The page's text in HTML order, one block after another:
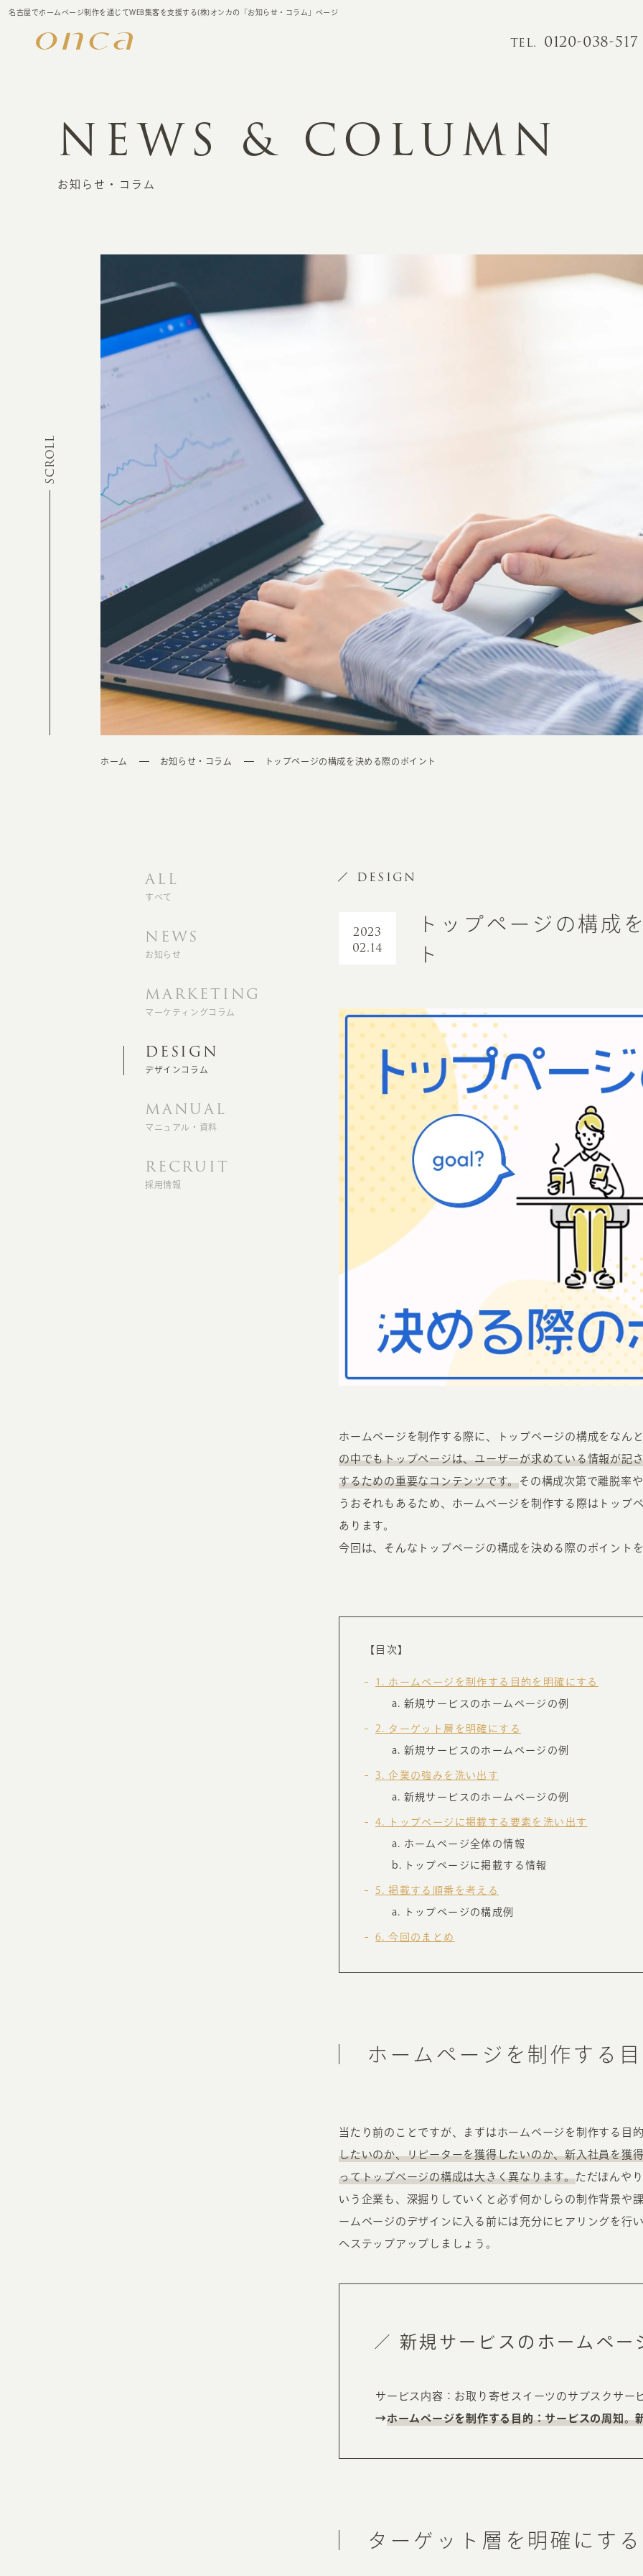
名古屋でホームページ制作を通じてWEB集客を支援する(株)オンカの「お知らせ・コラム」ページ
TEL. 0120-038-517
INFORMATION
ホーム
制作実績
よくある質問
お知らせ・コラム
ABOUT
オンカについて
オフィス紹介・会社概要
ホームページ集客にかける想い
社会貢献活動
オン
ク
コ
NEWS & COLUMN
お知らせ・コラム
SCROLL
ホーム お知らせ・コラム トップページの構成を決める際のポイント
ALL
すべて
NEWS
お知らせ
MARKETING
マーケティングコラム
DESIGN
デザインコラム
MANUAL
マニュアル・資料
RECRUIT
採用情報
DESIGN
トップページの構成
ト
2023
02.14
ホームページを制作する際に、トップページの構成をなん
の中でもトップページは、ユーザーが求めている情報が記
するための重要なコンテンツです。その構成次第で離脱率
うおそれもあるため、ホームページを制作する際はトップ
あります。
今回は、そんなトップページの構成を決める際のポイントを
【目次】
1 ホームページを制作する目的を明確にする
新規サービスのホームページの例
2 ターゲット層を明確にする
新規サービスのホームページの例
3 企業の強みを洗い出す
新規サービスのホームページの例
4 トップページに掲載する要素を洗い出す
ホームページ全体の情報
トップページに掲載する情報
5 掲載する順番を考える
トップページの構成例
6 今回のまとめ
ホームページを制作する
当たり前のことですが、まずはホームページを制作する目
したいのか、リピーターを獲得したいのか、新入社員を獲
ってトップページの構成は大きく異なります。ただぼんや
いう企業も、深掘りしていくと必ず何かしらの制作背景や
ームページのデザインに入る前には充分にヒアリングを行
へステップアップしましょう。
新規サービスのホームペー
サービス内容：お取り寄せスイーツのサブスクサー
→ホームページを制作する目的：サービスの周知。
ターゲット層を明確にする